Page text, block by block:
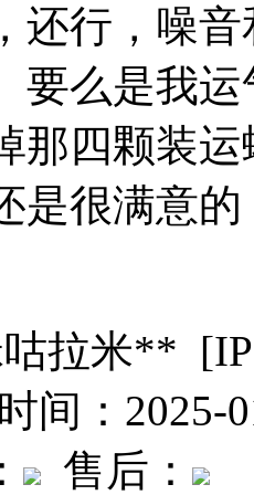
还行，噪
要么是我
那四颗装运
是很满意
拉米** [IP
间：2025-
售后：